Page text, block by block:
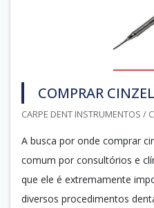
COMPRAR
CARPE DENT INSTRUMENTOS /
A busca por onde comprar
comum por consultórios e
que ele é extremamente
diversos procedimentos